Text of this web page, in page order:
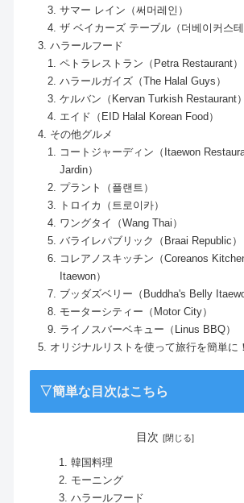
サマー レイン（써머레인）
ザ ベイカーズ テーブル（더베이커스테
ハラールフード
ペトラレストラン（Petra Restaurant）
ハラールガイズ（The Halal Guys）
ケルバン（Kervan Turkish Restaurant）
エイド（EID Halal Korean Food）
その他グルメ
コートジャーディン（Itaewon
Jardin）
プラント（플랜트）
トロイカ（트로이카）
ワングタイ（Wang Thai）
バライレパブリック（Braai Republic）
コレアノスキッチン（Coreanos
Itaewon）
ブッダズベリー（Buddha's Belly
モーターシティー（Motor City）
ライノスバーベキュー（Linus BBQ）
オリジナルリストを使って旅行を簡単に！
▽簡単な目次はこちら
目次
韓国料理
モーニング
ハラールフード